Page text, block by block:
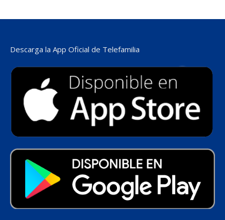
Descarga la App Oficial de Telefamilia